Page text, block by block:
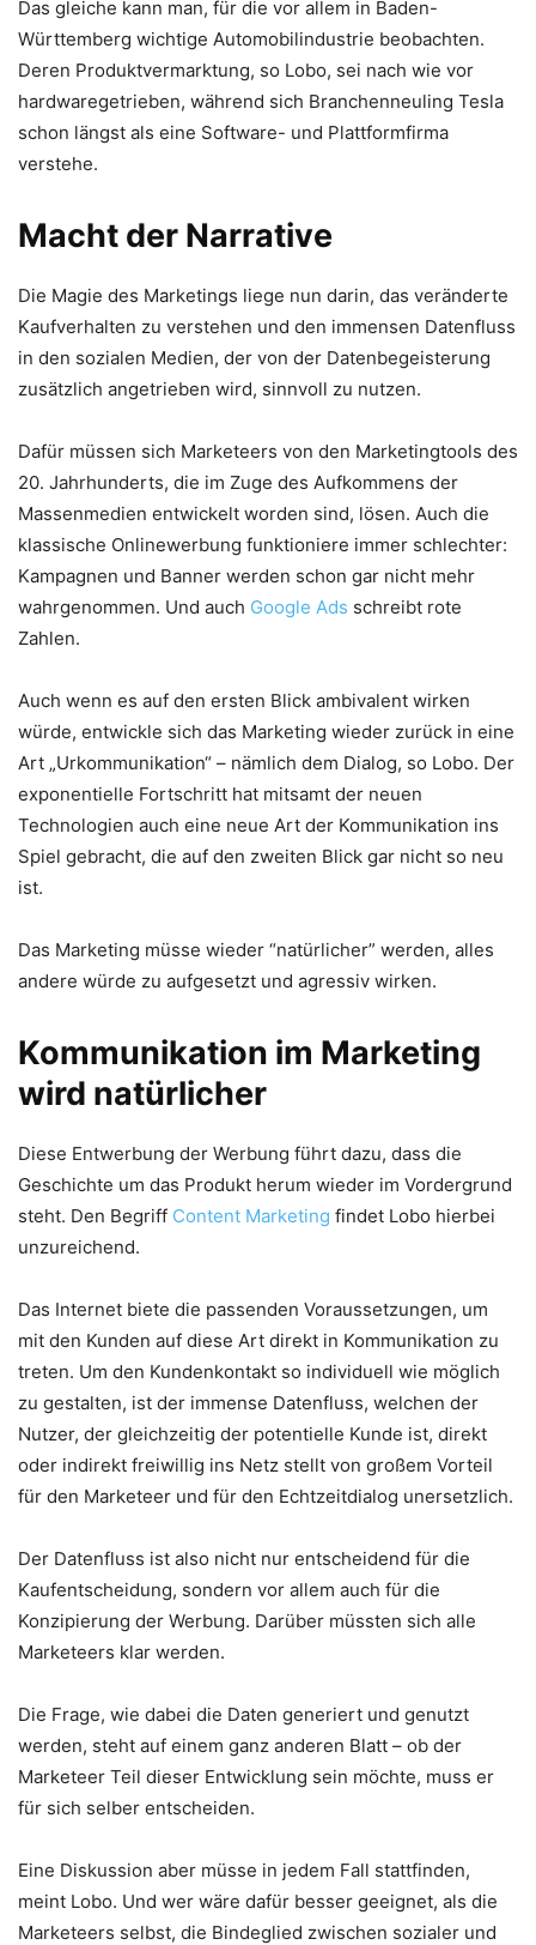
Das gleiche kann man, für die vor allem in Baden-
Württemberg wichtige Automobilindustrie beobachten.
Deren Produktvermarktung, so Lobo, sei nach wie vor
hardwaregetrieben, während sich Branchenneuling Tesla
schon längst als eine Software- und Plattformfirma
verstehe.
Macht der Narrative
Die Magie des Marketings liege nun darin, das veränderte
Kaufverhalten zu verstehen und den immensen Datenfluss
in den sozialen Medien, der von der Datenbegeisterung
zusätzlich angetrieben wird, sinnvoll zu nutzen.
Dafür müssen sich Marketeers von den Marketingtools des
20. Jahrhunderts, die im Zuge des Aufkommens der
Massenmedien entwickelt worden sind, lösen. Auch die
klassische Onlinewerbung funktioniere immer schlechter:
Kampagnen und Banner werden schon gar nicht mehr
wahrgenommen. Und auch Google Ads schreibt rote
Zahlen.
Auch wenn es auf den ersten Blick ambivalent wirken
würde, entwickle sich das Marketing wieder zurück in eine
Art „Urkommunikation“ – nämlich dem Dialog, so Lobo. Der
exponentielle Fortschritt hat mitsamt der neuen
Technologien auch eine neue Art der Kommunikation ins
Spiel gebracht, die auf den zweiten Blick gar nicht so neu
ist.
Das Marketing müsse wieder “natürlicher” werden, alles
andere würde zu aufgesetzt und agressiv wirken.
Kommunikation im Marketing
wird natürlicher
Diese Entwerbung der Werbung führt dazu, dass die
Geschichte um das Produkt herum wieder im Vordergrund
steht. Den Begriff Content Marketing findet Lobo hierbei
unzureichend.
Das Internet biete die passenden Voraussetzungen, um
mit den Kunden auf diese Art direkt in Kommunikation zu
treten. Um den Kundenkontakt so individuell wie möglich
zu gestalten, ist der immense Datenfluss, welchen der
Nutzer, der gleichzeitig der potentielle Kunde ist, direkt
oder indirekt freiwillig ins Netz stellt von großem Vorteil
für den Marketeer und für den Echtzeitdialog unersetzlich.
Der Datenfluss ist also nicht nur entscheidend für die
Kaufentscheidung, sondern vor allem auch für die
Konzipierung der Werbung. Darüber müssten sich alle
Marketeers klar werden.
Die Frage, wie dabei die Daten generiert und genutzt
werden, steht auf einem ganz anderen Blatt – ob der
Marketeer Teil dieser Entwicklung sein möchte, muss er
für sich selber entscheiden.
Eine Diskussion aber müsse in jedem Fall stattfinden,
meint Lobo. Und wer wäre dafür besser geeignet, als die
Marketeers selbst, die Bindeglied zwischen sozialer und